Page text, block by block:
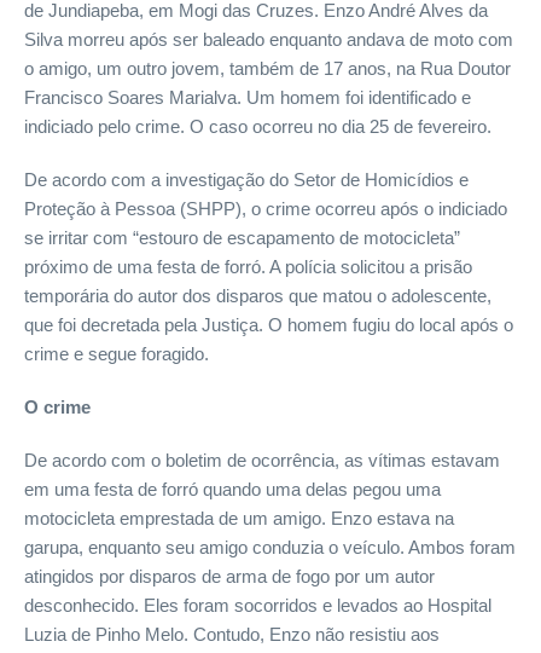
de Jundiapeba, em Mogi das Cruzes. Enzo André Alves da
Silva morreu após ser baleado enquanto andava de moto com
o amigo, um outro jovem, também de 17 anos, na Rua Doutor
Francisco Soares Marialva. Um homem foi identificado e
indiciado pelo crime. O caso ocorreu no dia 25 de fevereiro.
De acordo com a investigação do Setor de Homicídios e
Proteção à Pessoa (SHPP), o crime ocorreu após o indiciado
se irritar com “estouro de escapamento de motocicleta”
próximo de uma festa de forró. A polícia solicitou a prisão
temporária do autor dos disparos que matou o adolescente,
que foi decretada pela Justiça. O homem fugiu do local após o
crime e segue foragido.
O crime
De acordo com o boletim de ocorrência, as vítimas estavam
em uma festa de forró quando uma delas pegou uma
motocicleta emprestada de um amigo. Enzo estava na
garupa, enquanto seu amigo conduzia o veículo. Ambos foram
atingidos por disparos de arma de fogo por um autor
desconhecido. Eles foram socorridos e levados ao Hospital
Luzia de Pinho Melo. Contudo, Enzo não resistiu aos